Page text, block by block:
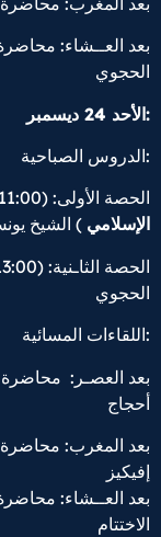
بعد العــشاء:
الحجوي
الأحد 24 ديسمبر:
الدروس الصباحية:
الحصة الأولى: (11:00 – 12:30) مادة: (
الإسلامي ) الشيخ
الحصة الثاـنية: (13:00 – 14:30) مادة: (
الحجوي
اللقاءات المسائية:
بعد العصـر:
أحجاج
بعد المغرب:
إفيكيز
بعد العــشاء:
الاختتام